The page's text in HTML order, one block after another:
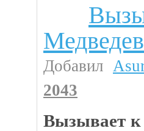
Добавил
2043
Вызывает к